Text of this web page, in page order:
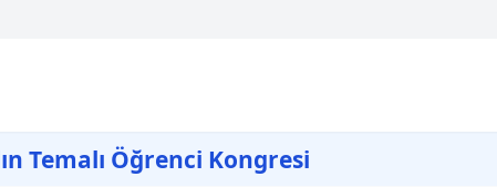
Temalı Öğrenci Kongresi